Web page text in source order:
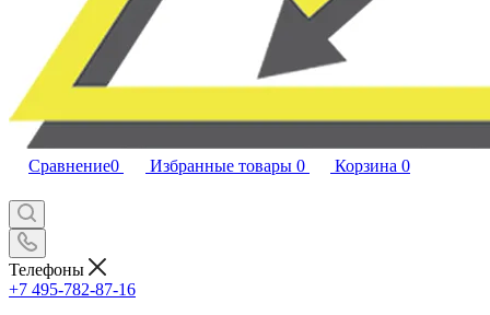
Сравнение0 Избранные товары 0 Корзина 0
Телефоны
+7 495-782-87-16